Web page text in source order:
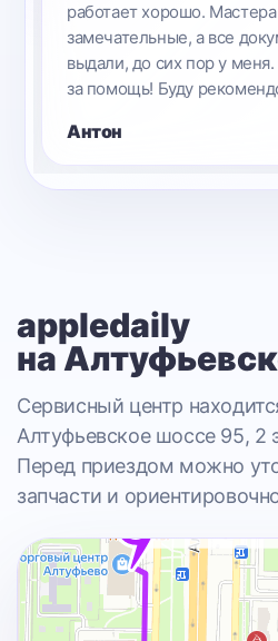
работает хорошо. Мастера
замечательные, а все
выдали, до сих пор у
за помощь! Буду
Антон
appledaily
на
Сервисный центр
Алтуфьевское шоссе 95, 2
Перед приездом можно
запчасти и